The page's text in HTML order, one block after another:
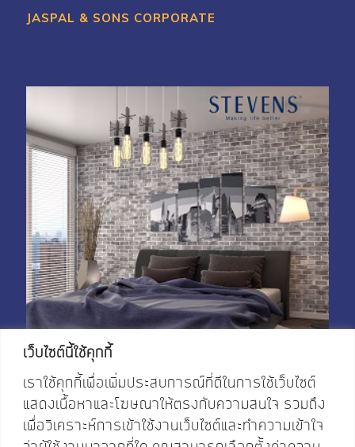
เว็บไซต์นี้ใช้คุกกี้
เราใช้คุกกี้เพื่อเพิ่มประสบการณ์ที่ดีในการใช้เว็บไซต์
แสดงเนื้อหาและโฆษณาให้ตรงกับความสนใจ รวมถึง
เพื่อวิเคราะห์การเข้าใช้งานเว็บไซต์และทำความเข้าใจ
JASPAL & SONS CORPORATE
My Account Shop With Stevens Cart Payment